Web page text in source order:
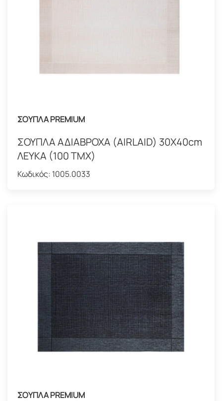
ΣΟΥΠΛΑ PREMIUM
ΣΟΥΠΛΑ ΑΔΙΑΒΡΟΧΑ (AIRLAID) 30Χ40cm
ΛΕΥΚΑ (100 ΤΜΧ)
Κωδικός: 1005.0033
ΣΟΥΠΛΑ PREMIUM